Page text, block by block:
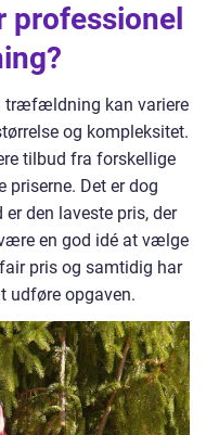
professionel
træfældning kan variere
og kompleksitet.
tilbud fra forskellige
priserne. Det er dog
den laveste pris, der
en god idé at vælge
pris og samtidig har
udføre opgaven.